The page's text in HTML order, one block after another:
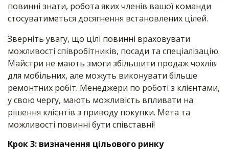
повинні знати, робота яких членів вашої команди
стосуватиметься досягнення встановлених цілей.
Зверніть увагу, що цілі повинні враховувати
можливості співробітників, посади та спеціалізацію.
Майстри не мають змоги збільшити продаж чохлів
для мобільних, але можуть виконувати більше
ремонтних робіт. Менеджери по роботі з клієнтами,
у свою чергу, мають можливість впливати на
рішення клієнтів з приводу покупки. Мета та
можливості повинні бути співставні!
Крок 3: визначення цільового ринку